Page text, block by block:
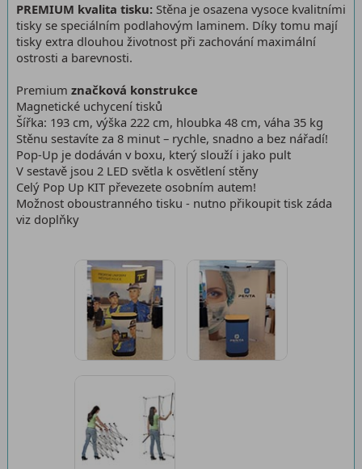
PREMIUM kvalita tisku: Stěna je osazena vysoce kvalitními
tisky se speciálním podlahovým laminem. Díky tomu mají
tisky extra dlouhou životnost při zachování maximální
ostrosti a barevnosti.
Premium značková konstrukce
Magnetické uchycení tisků
Šířka: 193 cm, výška 222 cm, hloubka 48 cm, váha 35 kg
Stěnu sestavíte za 8 minut – rychle, snadno a bez nářadí!
Pop-Up je dodáván v boxu, který slouží i jako pult
V sestavě jsou 2 LED světla k osvětlení stěny
Celý Pop Up KIT převezete osobním autem!
Možnost oboustranného tisku - nutno přikoupit tisk záda
viz doplňky